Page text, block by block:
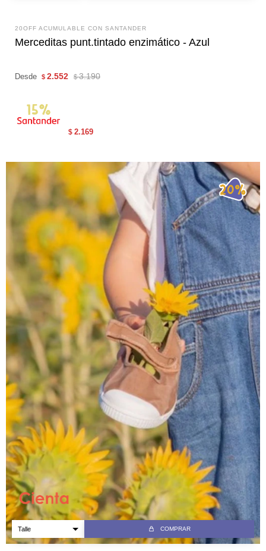
20OFF ACUMULABLE CON SANTANDER
Merceditas punt.tintado enzimático - Azul
Desde $ 2.552 $ 3.190
$ 2.169
COMPRAR